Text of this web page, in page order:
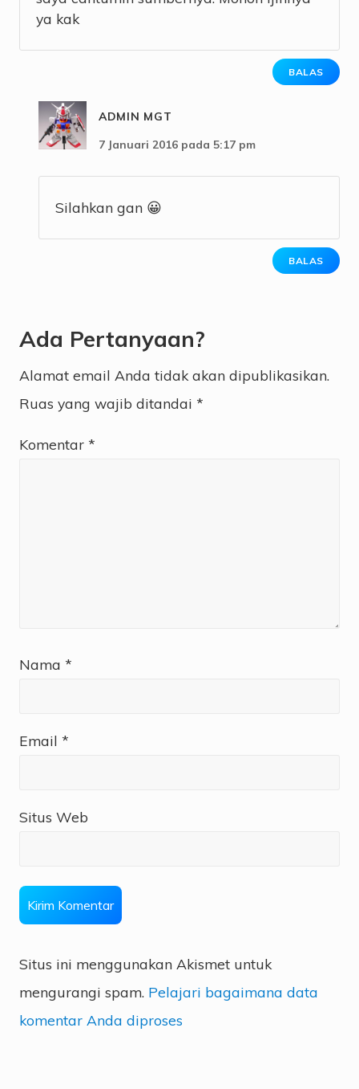
ya kak
BALAS
ADMIN MGT
7 Januari 2016 pada 5:17 pm
Silahkan gan 😀
BALAS
Ada Pertanyaan?
Alamat email Anda tidak akan dipublikasikan.
Ruas yang wajib ditandai *
Komentar *
Nama *
Email *
Situs Web
Situs ini menggunakan Akismet untuk
mengurangi spam. Pelajari bagaimana data
komentar Anda diproses